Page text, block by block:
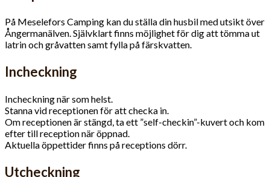
På Meselefors Camping kan du ställa din husbil med utsikt över
Ångermanälven. Självklart finns möjlighet för dig att tömma ut
latrin och gråvatten samt fylla på färskvatten.
Incheckning
Incheckning när som helst.
Stanna vid receptionen för att checka in.
Om receptionen är stängd, ta ett ”self-checkin”-kuvert och kom
efter till reception när öppnad.
Aktuella öppettider finns på receptions dörr.
Utcheckning